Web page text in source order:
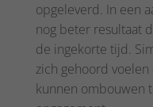
opgeleverd. In een
nog beter resultaat
de ingekorte tijd.
zich gehoord
kunnen ombouwen